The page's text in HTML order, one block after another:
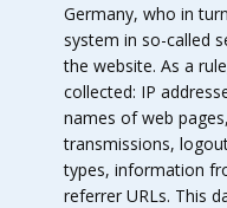
Germany, who in
system in so-called
the website. As a
collected: IP
names of web
transmissions,
types, information
referrer URLs. This